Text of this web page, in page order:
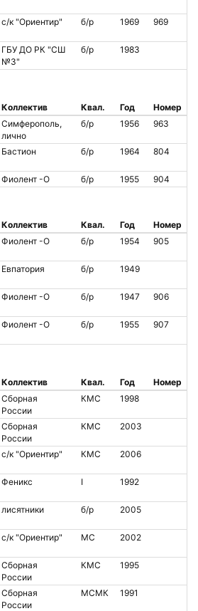
с/к "Ориентир" б/р 1969 969
ГБУ ДО РК "СШ
№3"
б/р 1983
Коллектив Квал. Год
Номер
Симферополь,
лично
б/р 1956 963
Бастион б/р 1964 804
Фиолент -О б/р 1955 904
Коллектив Квал. Год
Номер
Фиолент -О б/р 1954 905
Евпатория б/р 1949
Фиолент -О б/р 1947 906
Фиолент -О б/р 1955 907
Коллектив Квал. Год
Номер
Сборная
России
КМС 1998
Сборная
России
КМС 2003
с/к "Ориентир" КМС 2006
Феникс I 1992
лисятники б/р 2005
с/к "Ориентир" МС 2002
Сборная
России
КМС 1995
Сборная
России
МСМК 1991